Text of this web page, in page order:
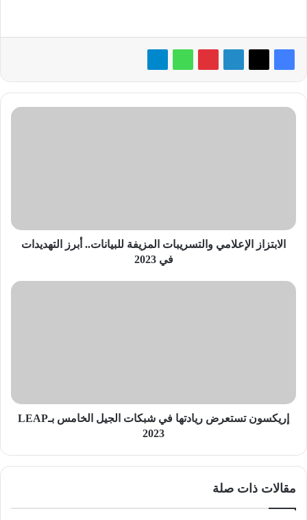
الابتزاز
2023
الابتزاز الإعلامي والتسريبات المزيفة للبيانات.. أبرز التهديدات
في 2023
إريكسون
2023
إريكسون تستعرض ريادتها في شبكات الجيل الخامس بـLEAP
2023
مقالات ذات صلة